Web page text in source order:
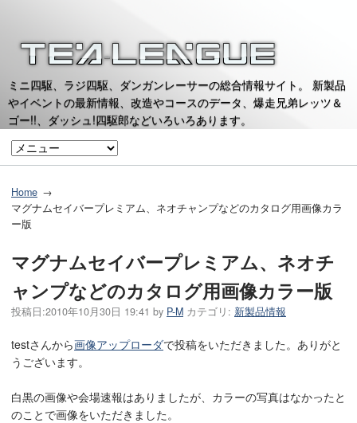
ミニ四駆、ラジ四駆、ダンガンレーサーの総合情報サイト。 新製品
やイベントの最新情報、改造やコースのデータ、爆走兄弟レッツ＆
ゴー!!、ダッシュ!四駆郎などいろいろあります。
Home
マグナムセイバープレミアム、ネオチャンプなどのカタログ用画像カラ
ー版
マグナムセイバープレミアム、ネオチ
ャンプなどのカタログ用画像カラー版
投稿日:2010年10月30日 19:41 by P-M カテゴリ: 新製品情報
testさんから画像アップローダで投稿をいただきました。ありがと
うございます。
白黒の画像や会場速報はありましたが、カラーの写真はなかったと
のことで画像をいただきました。